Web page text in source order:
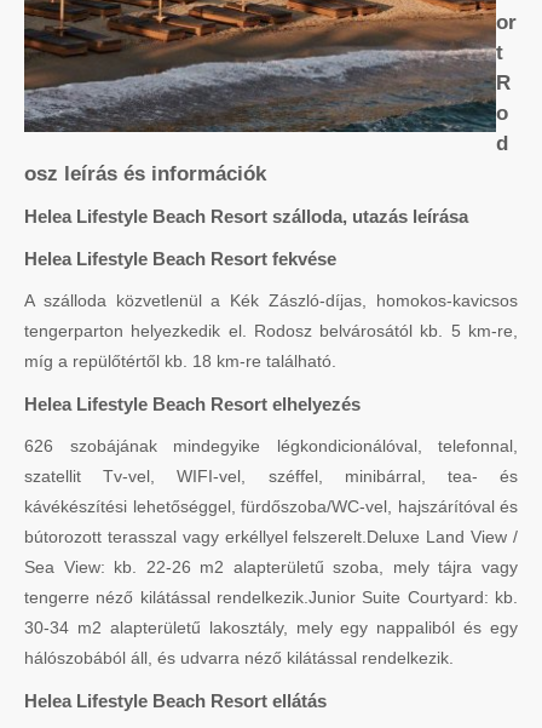
or
t
R
o
d
osz leírás és információk
Helea Lifestyle Beach Resort szálloda, utazás leírása
Helea Lifestyle Beach Resort fekvése
A szálloda közvetlenül a Kék Zászló-díjas, homokos-kavicsos
tengerparton helyezkedik el. Rodosz belvárosától kb. 5 km-re,
míg a repülőtértől kb. 18 km-re található.
Helea Lifestyle Beach Resort elhelyezés
626 szobájának mindegyike légkondicionálóval, telefonnal,
szatellit Tv-vel, WIFI-vel, széffel, minibárral, tea- és
kávékészítési lehetőséggel, fürdőszoba/WC-vel, hajszárítóval és
bútorozott terasszal vagy erkéllyel felszerelt.Deluxe Land View /
Sea View: kb. 22-26 m2 alapterületű szoba, mely tájra vagy
tengerre néző kilátással rendelkezik.Junior Suite Courtyard: kb.
30-34 m2 alapterületű lakosztály, mely egy nappaliból és egy
hálószobából áll, és udvarra néző kilátással rendelkezik.
Helea Lifestyle Beach Resort ellátás